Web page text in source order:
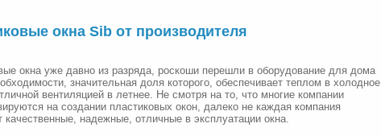
окна Sib от производителя
окна уже давно из разряда, роскоши перешли в оборудование для дома
значительная доля которого, обеспечивает теплом в холодное
вентиляцией в летнее. Не смотря на то, что многие компании
на создании пластиковых окон, далеко не каждая компания
качественные, надежные, отличные в эксплуатации окна.